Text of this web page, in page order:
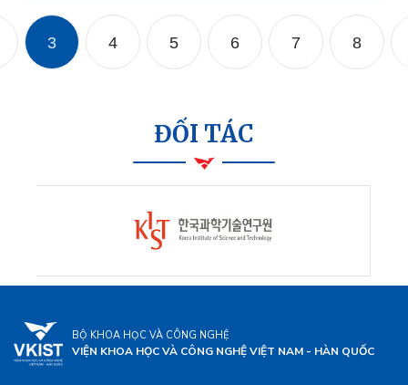
3 4 5 6 7 8
ĐỐI TÁC
BỘ KHOA HỌC VÀ CÔNG NGHỆ
VIỆN KHOA HỌC VÀ CÔNG NGHỆ VIỆT NAM - HÀN QUỐC